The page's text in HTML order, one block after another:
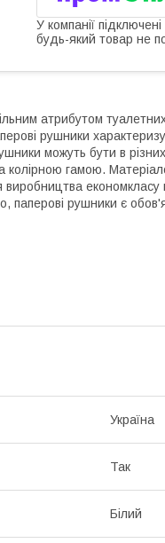
У компанії
будь-який товар не
атрибутом
рушники
можуть бути в
колірною гамою.
паперові рушники є
Україна
Так
Білий